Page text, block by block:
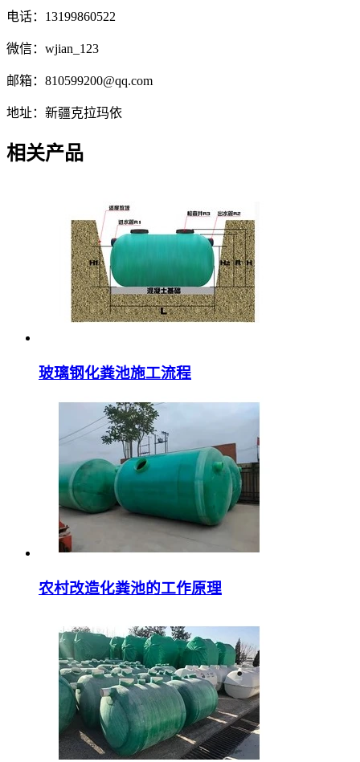
电话：13199860522
微信：wjian_123
邮箱：810599200@qq.com
地址：新疆克拉玛依
相关产品
玻璃钢化粪池施工流程
农村改造化粪池的工作原理